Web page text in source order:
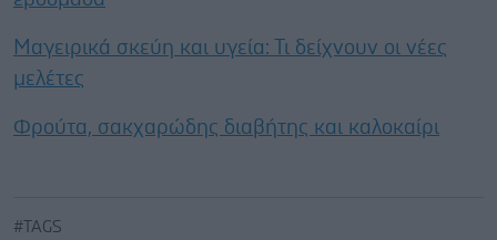
Μαγειρικά σκεύη και υγεία: Τι δείχνουν οι νέες
μελέτες
Φρούτα, σακχαρώδης διαβήτης και καλοκαίρι
#TAGS